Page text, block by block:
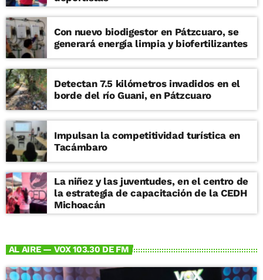
Con nuevo biodigestor en Pátzcuaro, se
generará energía limpia y biofertilizantes
Detectan 7.5 kilómetros invadidos en el
borde del río Guani, en Pátzcuaro
Impulsan la competitividad turística en
Tacámbaro
La niñez y las juventudes, en el centro de
la estrategia de capacitación de la CEDH
Michoacán
AL AIRE — VOX 103.30 DE FM